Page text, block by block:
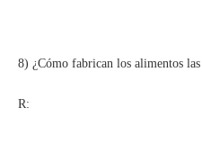
8) ¿Cómo fabrican los alimentos las
R: